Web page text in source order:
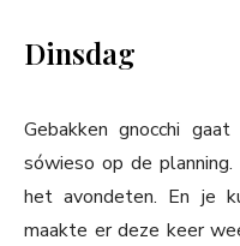
Dinsdag
Gebakken gnocchi
sówieso op de
het avondeten. En je
maakte er deze keer